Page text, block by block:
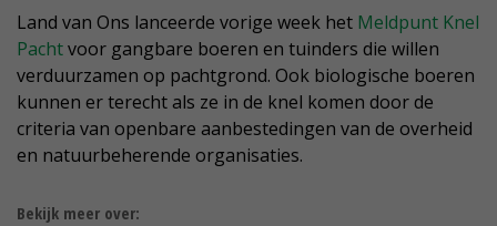
Land van Ons lanceerde vorige week het Meldpunt Knel
Pachtvoor gangbare boeren en tuinders die willen
verduurzamen op pachtgrond. Ook biologische boeren
kunnen er terecht als ze in de knel komen door de
criteria van openbare aanbestedingen van de overheid
en natuurbeherende organisaties.
Bekijk meer over: